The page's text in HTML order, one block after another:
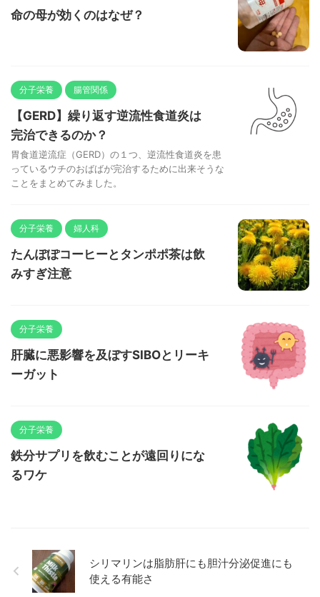
命の母が効くのはなぜ？
分子栄養 腸管関係
【GERD】繰り返す逆流性食道炎は
完治できるのか？
胃食道逆流症（GERD）の１つ、逆流性食道炎を患
っているウチのおばばが完治するために出来そうな
ことをまとめてみました。
分子栄養 婦人科
たんぽぽコーヒーとタンポポ茶は飲
みすぎ注意
分子栄養
肝臓に悪影響を及ぼすSIBOとリーキ
ーガット
分子栄養
鉄分サプリを飲むことが遠回りにな
るワケ
シリマリンは脂肪肝にも胆汁分泌促進にも
使える有能さ